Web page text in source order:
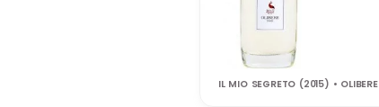
IL MIO SEGRETO (2015) • OLIBERE